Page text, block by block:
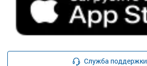
Служба поддержки